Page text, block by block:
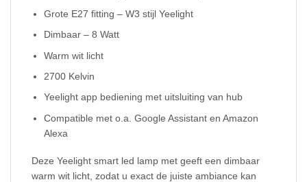
Grote E27 fitting – W3 stijl Yeelight
Dimbaar – 8 Watt
Warm wit licht
2700 Kelvin
Yeelight app bediening met uitsluiting van hub
Compatible met o.a. Google Assistant en Amazon
Alexa
Deze Yeelight smart led lamp met geeft een dimbaar
warm wit licht, zodat u exact de juiste ambiance kan